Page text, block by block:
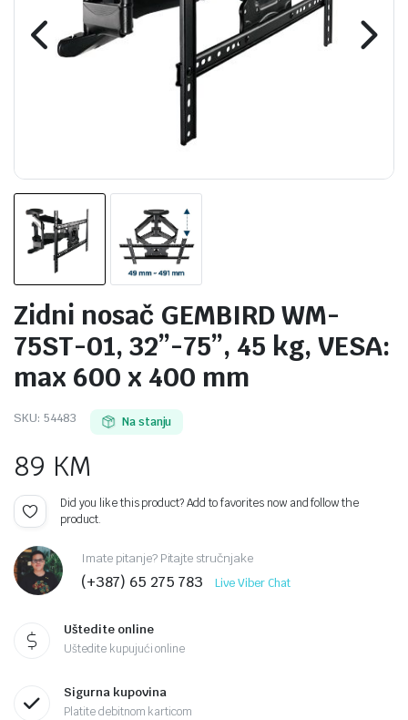
Zidni nosač GEMBIRD WM-
75ST-01, 32”-75”, 45 kg, VESA:
max 600 x 400 mm
SKU: 54483 Na stanju
89 KM
Did you like this product? Add to favorites now and follow the
product.
Imate pitanje? Pitajte stručnjake
(+387) 65 275 783 Live Viber Chat
Uštedite online
Uštedite kupujući online
Sigurna kupovina
Platite debitnom karticom